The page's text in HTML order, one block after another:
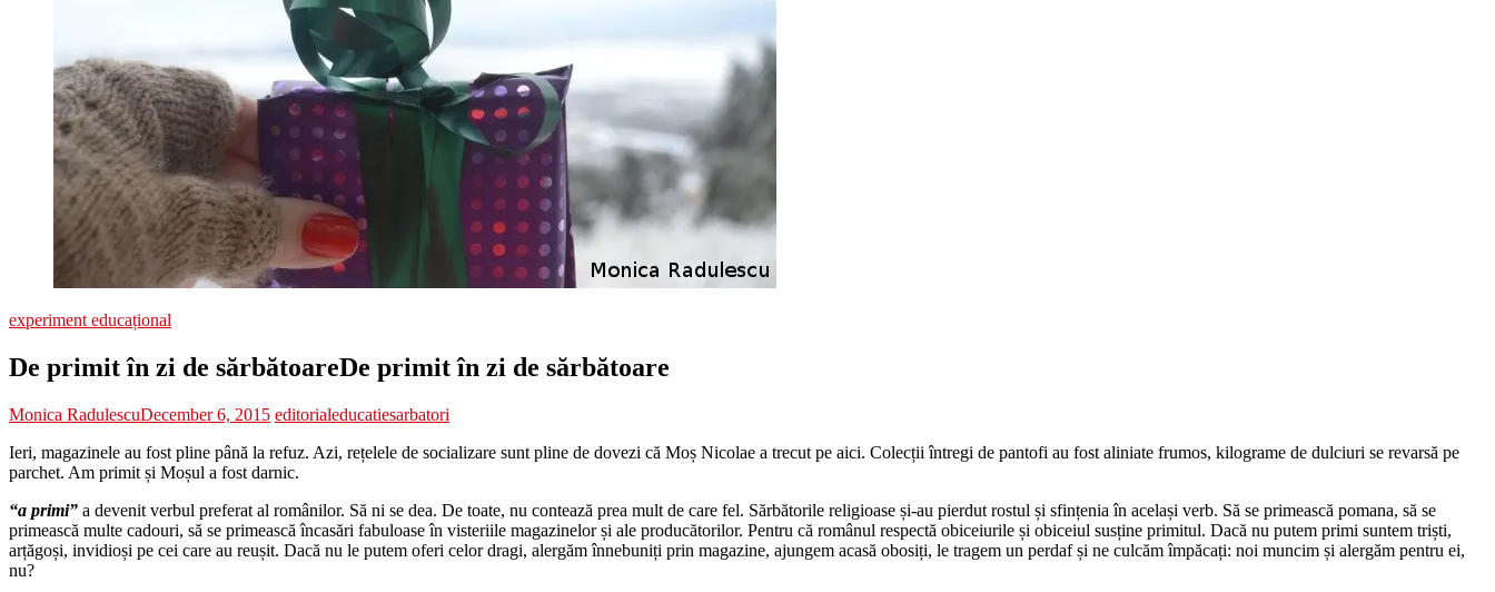
experiment educațional
De primit în zi de sărbătoareDe primit în zi de sărbătoare
Monica RadulescuDecember 6, 2015 editorialeducatiesarbatori
Ieri, magazinele au fost pline până la refuz. Azi, rețelele de socializare sunt pline de dovezi că Moș Nicolae a trecut pe aici. Colecții întregi de pantofi au fost aliniate frumos, kilograme de dulciuri se revarsă pe
parchet. Am primit și Moșul a fost darnic.
“a primi” a devenit verbul preferat al românilor. Să ni se dea. De toate, nu contează prea mult de care fel. Sărbătorile religioase și-au pierdut rostul și sfințenia în același verb. Să se primească pomana, să se
primească multe cadouri, să se primească încasări fabuloase în visteriile magazinelor și ale producătorilor. Pentru că românul respectă obiceiurile și obiceiul susține primitul. Dacă nu putem primi suntem triști,
arțăgoși, invidioși pe cei care au reușit. Dacă nu le putem oferi celor dragi, alergăm înnebuniți prin magazine, ajungem acasă obosiți, le tragem un perdaf și ne culcăm împăcați: noi muncim și alergăm pentru ei,
nu?